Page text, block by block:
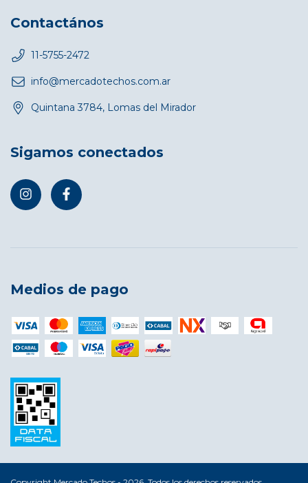
Contactános
11-5755-2472
info@mercadotechos.com.ar
Quintana 3784, Lomas del Mirador
Sigamos conectados
Medios de pago